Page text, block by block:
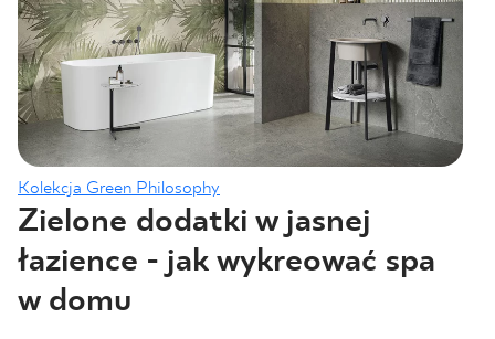
Kolekcja Green Philosophy
Zielone dodatki w jasnej
łazience - jak wykreować spa
w domu